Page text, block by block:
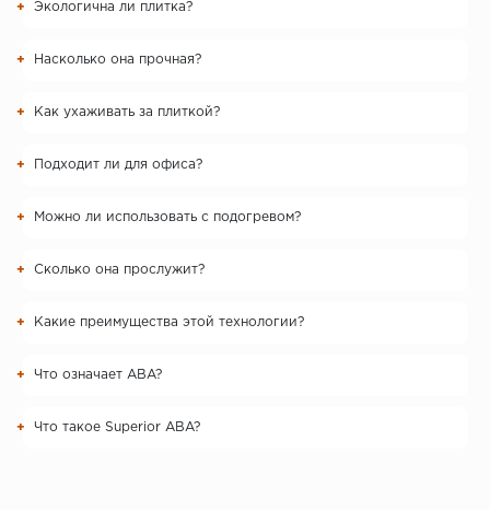
Экологична ли плитка?
Насколько она прочная?
Как ухаживать за плиткой?
Подходит ли для офиса?
Можно ли использовать с подогревом?
Сколько она прослужит?
Какие преимущества этой технологии?
Что означает ABA?
Что такое Superior ABA?